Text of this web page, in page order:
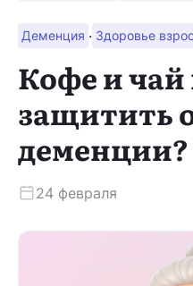
Деменция · Здоровье
Кофе и чай
защитить
деменции?
24 февраля